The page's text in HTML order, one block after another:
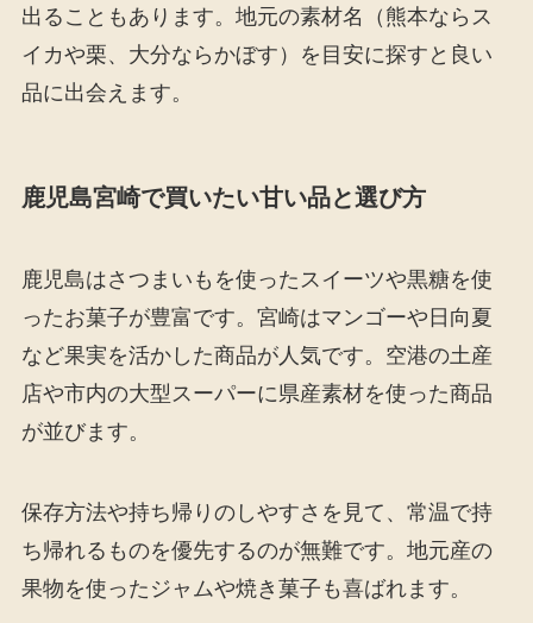
出ることもあります。地元の素材名（熊本ならス
イカや栗、大分ならかぼす）を目安に探すと良い
品に出会えます。
鹿児島宮崎で買いたい甘い品と選び方
鹿児島はさつまいもを使ったスイーツや黒糖を使
ったお菓子が豊富です。宮崎はマンゴーや日向夏
など果実を活かした商品が人気です。空港の土産
店や市内の大型スーパーに県産素材を使った商品
が並びます。
保存方法や持ち帰りのしやすさを見て、常温で持
ち帰れるものを優先するのが無難です。地元産の
果物を使ったジャムや焼き菓子も喜ばれます。